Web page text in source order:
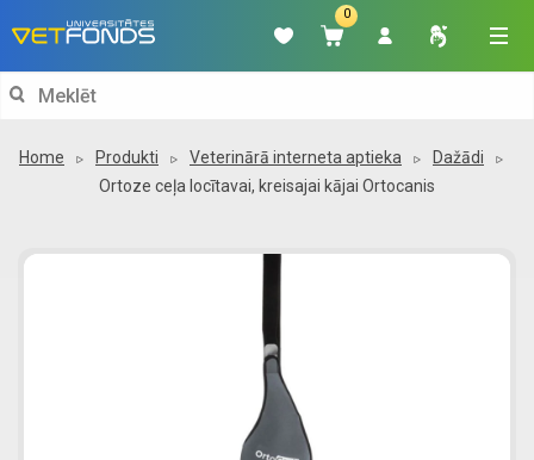
0
Search
Home Produkti Veterinārā interneta aptieka
Dažādi
Ortoze ceļa locītavai, kreisajai kājai Ortocanis